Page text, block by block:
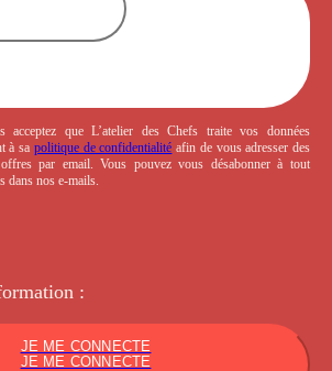
acceptez que L’atelier des Chefs traite vos données
à sa politique de confidentialité afin de vous adresser des
offres par email. Vous pouvez vous désabonner à tout
dans nos e-mails.
:
JE ME CONNECTE
JE ME CONNECTE